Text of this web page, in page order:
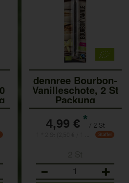
dennree Bourbon-
Vanilleschote, 2 St
Packung
4,99 € * / 2 St
Staffel